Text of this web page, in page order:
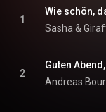
1
Sasha &
2
Guten
Andreas